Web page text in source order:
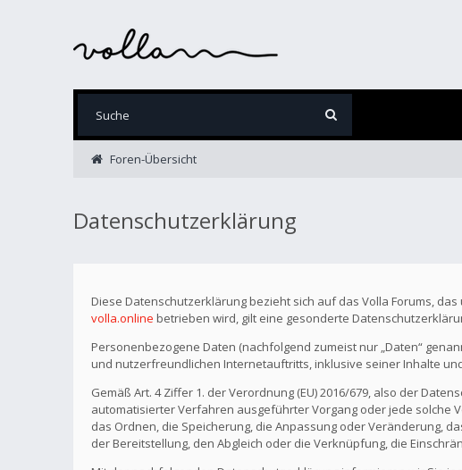
Foren-Übersicht
Datenschutzerklärung
Diese Datenschutzerklärung bezieht sich auf das Volla Forums,
volla.online betrieben wird, gilt eine gesonderte
Personenbezogene Daten (nachfolgend zumeist nur „Daten“
und nutzerfreundlichen Internetauftritts, inklusive seiner Inhalte
Gemäß Art. 4 Ziffer 1. der Verordnung (EU) 2016/679, also der
automatisierter Verfahren ausgeführter Vorgang oder jede solche
das Ordnen, die Speicherung, die Anpassung oder Veränderung,
der Bereitstellung, den Abgleich oder die Verknüpfung, die